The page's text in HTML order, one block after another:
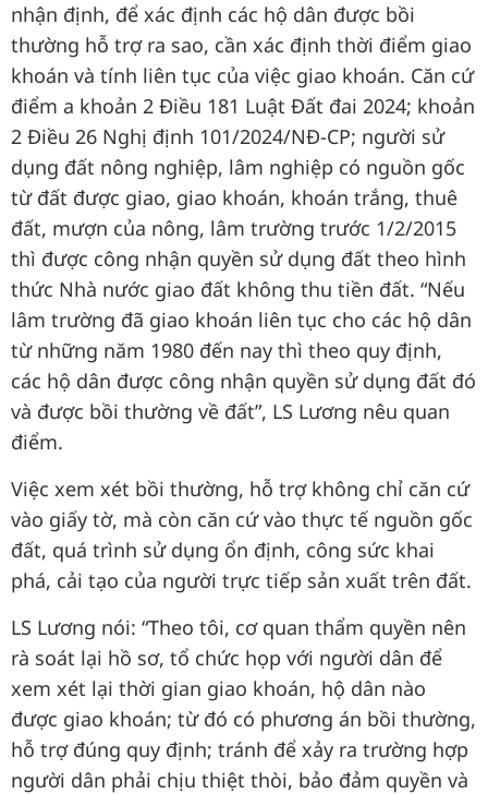
nhận định, để xác định các hộ dân được bồi
thường hỗ trợ ra sao, cần xác định thời điểm giao
khoán và tính liên tục của việc giao khoán. Căn cứ
điểm a khoản 2 Điều 181 Luật Đất đai 2024; khoản
2 Điều 26 Nghị định 101/2024/NĐ-CP; người sử
dụng đất nông nghiệp, lâm nghiệp có nguồn gốc
từ đất được giao, giao khoán, khoán trắng, thuê
đất, mượn của nông, lâm trường trước 1/2/2015
thì được công nhận quyền sử dụng đất theo hình
thức Nhà nước giao đất không thu tiền đất. “Nếu
lâm trường đã giao khoán liên tục cho các hộ dân
từ những năm 1980 đến nay thì theo quy định,
các hộ dân được công nhận quyền sử dụng đất đó
và được bồi thường về đất”, LS Lương nêu quan
điểm.
Việc xem xét bồi thường, hỗ trợ không chỉ căn cứ
vào giấy tờ, mà còn căn cứ vào thực tế nguồn gốc
đất, quá trình sử dụng ổn định, công sức khai
phá, cải tạo của người trực tiếp sản xuất trên đất.
LS Lương nói: “Theo tôi, cơ quan thẩm quyền nên
rà soát lại hồ sơ, tổ chức họp với người dân để
xem xét lại thời gian giao khoán, hộ dân nào
được giao khoán; từ đó có phương án bồi thường,
hỗ trợ đúng quy định; tránh để xảy ra trường hợp
người dân phải chịu thiệt thòi, bảo đảm quyền và